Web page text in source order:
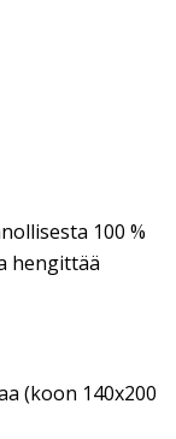
100 %
hengittää
(koon 140x200